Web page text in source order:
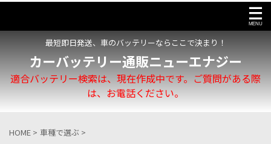
最短即日発送、車のバッテリーならここで決まり！
カーバッテリー通販ニューエナジー
適合バッテリー検索は、現在作成中です。ご質問がある際
は、お電話ください。
HOME > 車種で選ぶ >